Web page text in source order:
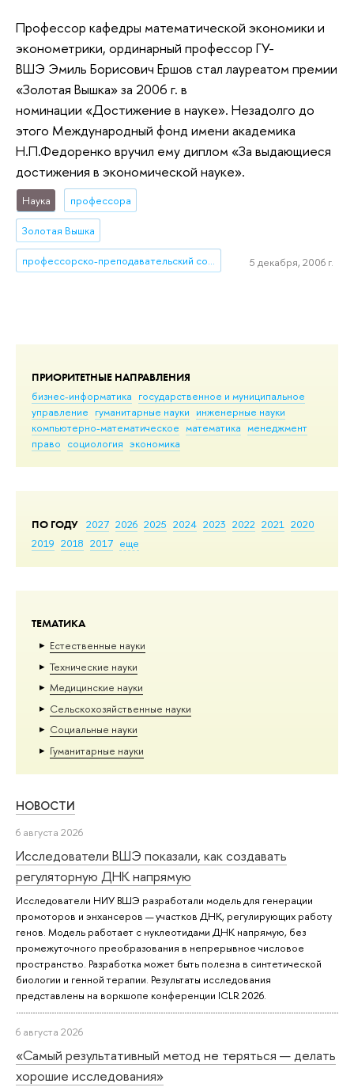
ПРИОРИТЕТНЫЕ НАПРАВЛЕНИЯ
бизнес-информатика государственное и муниципальное
управление гуманитарные науки инженерные науки
компьютерно-математическое математика менеджмент
право социология экономика
ПО ГОДУ 2027 2026 2025 2024 2023 2022 2021 2020
2019 2018 2017 еще
ТЕМАТИКА
Естественные науки
Тех­ничес­кие науки
Медицинские науки
Сельскохозяйственные науки
Социальные науки
Гуманитарные науки
НОВОСТИ
6 августа 2026
Исследователи ВШЭ показали, как создавать
регуляторную ДНК напрямую
Исследователи НИУ ВШЭ разработали модель для генерации
промоторов и энхансеров — участков ДНК, регулирующих работу
генов. Модель работает с нуклеотидами ДНК напрямую, без
промежуточного преобразования в непрерывное числовое
пространство. Разработка может быть полезна в синтетической
биологии и генной терапии. Результаты исследования
представлены на воркшопе конференции ICLR 2026.
6 августа 2026
«Самый результативный метод не теряться — делать
хорошие исследования»
Профессор кафедры математической экономики и
эконометрики, ординарный профессор ГУ-
ВШЭ Эмиль Борисович Ершов стал лауреатом премии
«Золотая Вышка» за 2006 г. в
номинации «Достижение в науке». Незадолго до
этого Международный фонд имени академика
Н.П.Федоренко вручил ему диплом «За выдающиеся
достижения в экономической науке».
Наука профессора
Золотая Вышка
профессорско-преподавательский состав 5 декабря, 2006 г.